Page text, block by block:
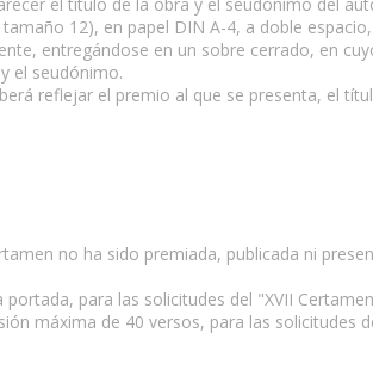
12), en papel DIN A-4, a doble
entregándose en un sobre cerrado, en
el seudónimo.
reflejar el premio al que se presenta, el
no ha sido premiada, publicada ni
para las solicitudes del "XVII
máxima de 40 versos, para las solicitudes